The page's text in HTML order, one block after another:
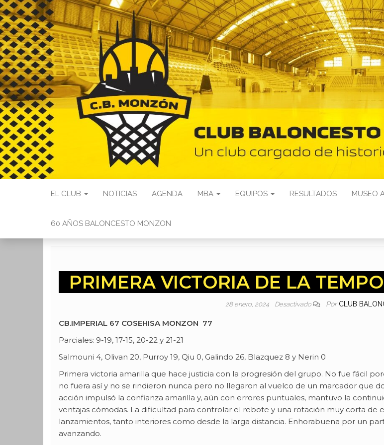
EL CLUB NOTICIAS AGENDA MBA EQUIPOS RESULTADOS MUSEO
60 AÑOS BALONCESTO MONZON
PRIMERA VICTORIA DE LA
28 enero, 2024 Desactivado Por CLUB
CB.IMPERIAL 67 COSEHISA MONZON 77
Parciales: 9-19, 17-15, 20-22 y 21-21
Salmouni 4, Olivan 20, Purroy 19, Qiu 0, Galindo 26, Blazquez 8 y Nerin 0
Primera victoria amarilla que hace justicia con la progresión del grupo. No fue fácil
no fuera así y no se rindieron nunca pero no llegaron al vuelco de un marcador que
acción impulsó la confianza amarilla y, aún con errores puntuales, mantuvo la
ventajas cómodas. La dificultad para controlar el rebote y una rotación muy corta de
lanzamientos, tanto interiores como desde la larga distancia. Enhorabuena por un
avanzando.